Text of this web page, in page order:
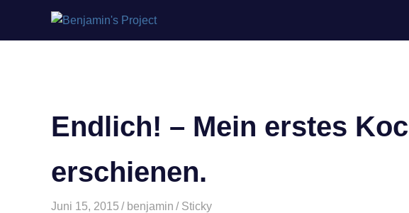
Endlich! – Mein erstes
erschienen.
Juni 15, 2015 benjamin Sticky